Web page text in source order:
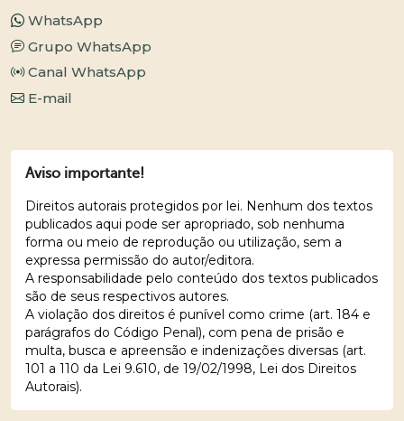
WhatsApp
Grupo WhatsApp
Canal WhatsApp
E-mail
Aviso importante!
Direitos autorais protegidos por lei. Nenhum dos textos
publicados aqui pode ser apropriado, sob nenhuma
forma ou meio de reprodução ou utilização, sem a
expressa permissão do autor/editora.
A responsabilidade pelo conteúdo dos textos publicados
são de seus respectivos autores.
A violação dos direitos é punível como crime (art. 184 e
parágrafos do Código Penal), com pena de prisão e
multa, busca e apreensão e indenizações diversas (art.
101 a 110 da Lei 9.610, de 19/02/1998, Lei dos Direitos
Autorais).